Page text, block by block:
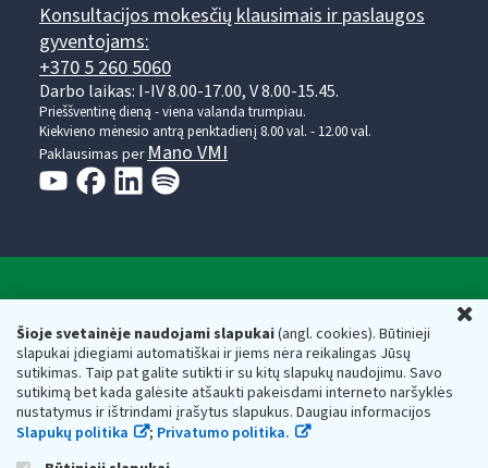
Šioje svetainėje naudojami slapukai(angl. cookies). Būtinieji
slapukai įdiegiami automatiškai ir jiems nėra reikalingas Jūsų
sutikimas. Taip pat galite sutikti ir su kitų slapukų naudojimu. Savo
sutikimą bet kada galėsite atšaukti pakeisdami interneto naršyklės
nustatymus ir ištrindami įrašytus slapukus. Daugiau informacijos
Slapukų politika
; Privatumo politika.
Konsultacijos mokesčių klausimais ir paslaugos
gyventojams:
+370 5 260 5060
Darbo laikas: I-IV 8.00-17.00, V 8.00-15.45.
Prieššventinę dieną - viena valanda trumpiau.
Kiekvieno mėnesio antrą penktadienį 8.00 val. - 12.00 val.
Paklausimas per Mano VMI
Respublikos finansų ministerijos
Biudžetinė įstaiga. Juridinio asmens kodas — 188659752,
adresas: Vasario 16-osios g. 14, 01107 Vilnius, Lietuva, el.paštas:
vmi@vmi.lt, E. pristatymo dėžutės adresas 188659752
Duomenys apie Valstybinę mokesčių inspekciją prie Lietuvos
Respublikos finansų ministerijos kaupiami ir saugomi Juridinių